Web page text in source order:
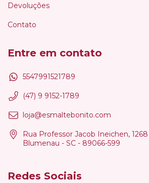
Devoluções
Contato
Entre em contato
5547991521789
(47) 9 9152-1789
loja@esmaltebonito.com
Rua Professor Jacob Ineichen,
Blumenau - SC - 89066-599
Redes Sociais